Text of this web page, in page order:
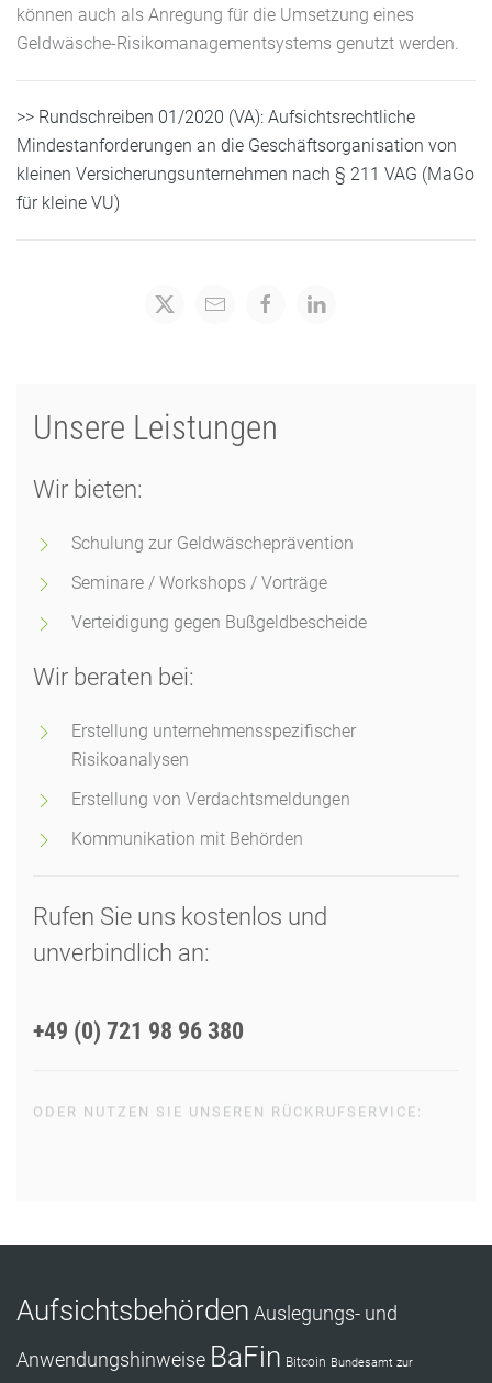
können auch als Anregung für die Umsetzung eines
Geldwäsche-Risikomanagementsystems genutzt werden.
>> Rundschreiben 01/2020 (VA): Aufsichtsrechtliche
Mindestanforderungen an die Geschäftsorganisation von
kleinen Versicherungsunternehmen nach § 211 VAG (MaGo
für kleine VU)
Unsere Leistungen
Wir bieten:
Schulung zur Geldwäscheprävention
Seminare / Workshops / Vorträge
Verteidigung gegen Bußgeldbescheide
Wir beraten bei:
Erstellung unternehmensspezifischer
Risikoanalysen
Erstellung von Verdachtsmeldungen
Kommunikation mit Behörden
Rufen Sie uns kostenlos und
unverbindlich an:
+49 (0) 721 98 96 380
ODER NUTZEN SIE UNSEREN RÜCKRUFSERVICE:
Aufsichtsbehörden Auslegungs- und
Anwendungshinweise BaFin Bitcoin Bundesamt zur